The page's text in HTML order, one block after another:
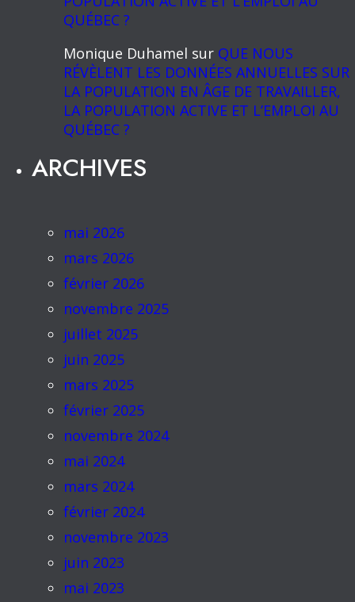
QUÉBEC ?
Monique Duhamel sur QUE NOUS
RÉVÈLENT LES DONNÉES ANNUELLES SUR
LA POPULATION EN ÂGE DE TRAVAILLER,
LA POPULATION ACTIVE ET L’EMPLOI AU
QUÉBEC ?
ARCHIVES
mai 2026
mars 2026
février 2026
novembre 2025
juillet 2025
juin 2025
mars 2025
février 2025
novembre 2024
mai 2024
mars 2024
février 2024
novembre 2023
juin 2023
mai 2023